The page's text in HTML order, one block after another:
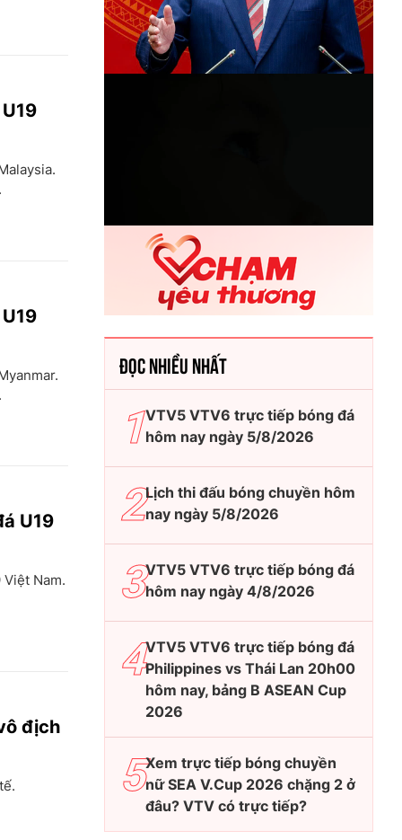
U19
Nam.
địch
ĐỌC NHIỀU NHẤT
VTV5 VTV6 trực tiếp bóng đá
hôm nay ngày 5/8/2026
Lịch thi đấu bóng chuyền hôm
nay ngày 5/8/2026
VTV5 VTV6 trực tiếp bóng đá
hôm nay ngày 4/8/2026
VTV5 VTV6 trực tiếp bóng đá
Philippines vs Thái Lan 20h00
hôm nay, bảng B ASEAN Cup
2026
Xem trực tiếp bóng chuyền
nữ SEA V.Cup 2026 chặng 2 ở
đâu? VTV có trực tiếp?